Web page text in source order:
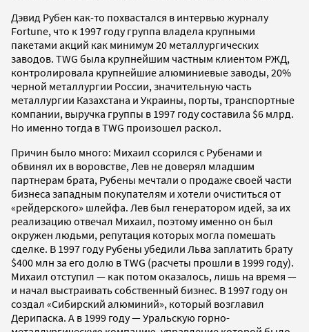
Дэвид Рубен как-то похвастался в интервью журналу
Fortune, что к 1997 году группа владела крупными
пакетами акций как минимум 20 металлургических
заводов. TWG была крупнейшим частным клиентом РЖД,
контролировала крупнейшие алюминиевые заводы, 20%
черной металлургии России, значительную часть
металлургии Казахстана и Украины, порты, транспортные
компании, выручка группы в 1997 году составила $6 млрд.
Но именно тогда в TWG произошел раскол.
Причин было много: Михаил ссорился с Рубенами и
обвинял их в воровстве, Лев не доверял младшим
партнерам брата, Рубены мечтали о продаже своей части
бизнеса западным покупателям и хотели очиститься от
«рейдерского» шлейфа. Лев был генератором идей, за их
реализацию отвечал Михаил, поэтому именно он был
окружен людьми, репутация которых могла помешать
сделке. В 1997 году Рубены убедили Льва заплатить брату
$400 млн за его долю в TWG (расчеты прошли в 1999 году).
Михаил отступил — как потом оказалось, лишь на время —
и начал выстраивать собственный бизнес. В 1997 году он
создал «Сибирский алюминий», который возглавил
Дерипаска. А в 1999 году — Уральскую горно-